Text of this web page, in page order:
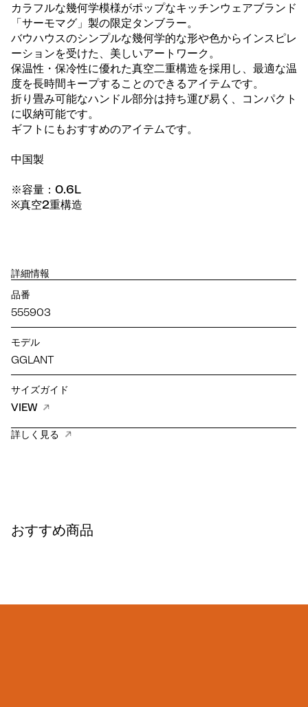
カラフルな幾何学模様がポップなキッチンウェアブランド
「サーモマグ」製の限定タンブラー。
バウハウスのシンプルな幾何学的な形や色からインスピレ
ーションを受けた、美しいアートワーク。
保温性・保冷性に優れた真空二重構造を採用し、最適な温
度を長時間キープすることのできるアイテムです。
折り畳み可能なハンドル部分は持ち運び易く、コンパクト
に収納可能です。
ギフトにもおすすめのアイテムです。
中国製
※容量：0.6L
※真空2重構造
詳細情報
品番
555903
モデル
GGLANT
サイズガイド
VIEW
詳しく見る
おすすめ商品